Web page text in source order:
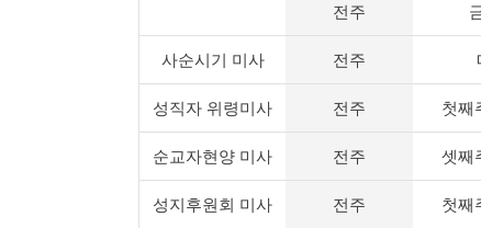
전주 금
사순시기 미사 전주
성직자 위령미사 전주 첫째
순교자현양 미사 전주 셋째
성지후원회 미사 전주 첫째